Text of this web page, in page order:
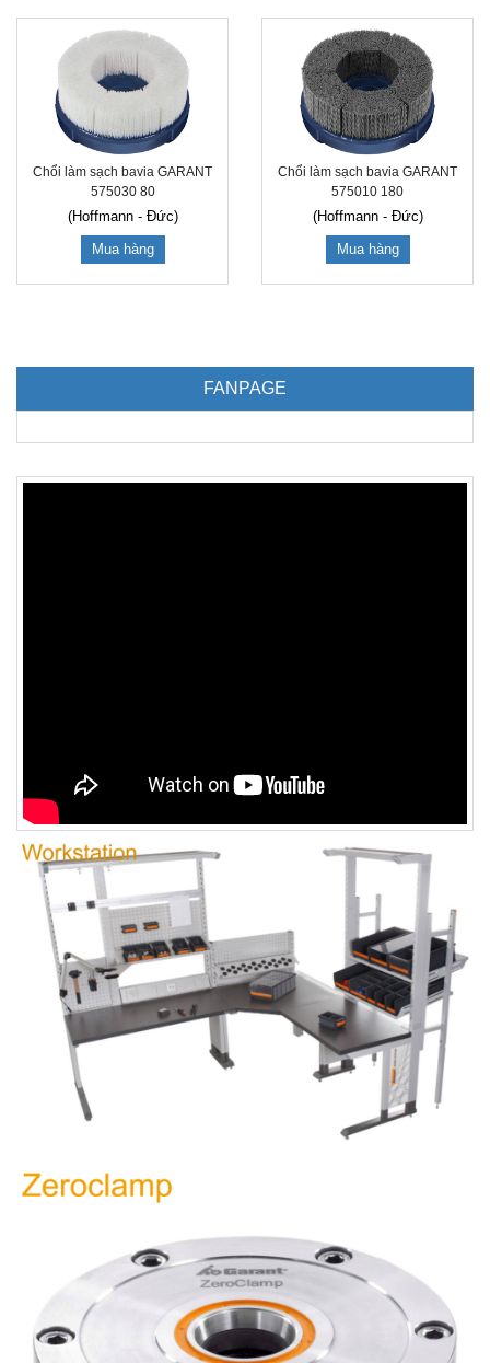
Chổi làm sạch bavia GARANT
575030 80
(Hoffmann - Đức)
Mua hàng
Chổi làm sạch bavia GARANT
575010 180
(Hoffmann - Đức)
Mua hàng
FANPAGE